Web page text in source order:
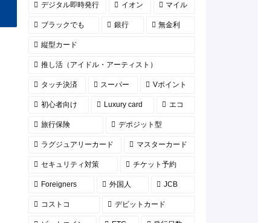
デジタル即時発行 イオン マイル
ブラックでも 銀行 無金利
縦型カード
推し活（アイドル・アーティスト）
タッチ決済 スーパー Vポイント
初心者向け Luxury card エコ
旅行保険 デポジット型
ラグジュアリーカード マスターカード
セキュリティ対策 チケット予約
Foreigners 外国人 JCB
コストコ デビットカード